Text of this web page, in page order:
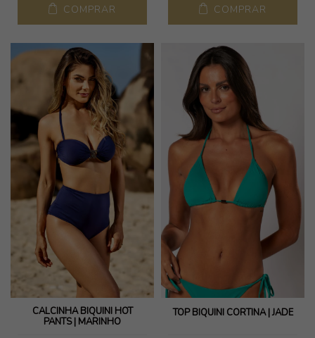
COMPRAR COMPRAR
CALCINHA BIQUÍNI HOT
PANTS | MARINHO
TOP BIQUÍNI CORTINA | JADE